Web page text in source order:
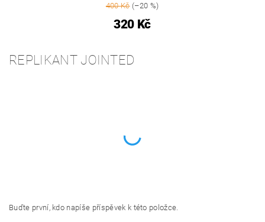
400 Kč(–20 %)
320 Kč
REPLIKANT JOINTED
Buďte první, kdo napíše příspěvek k této položce.